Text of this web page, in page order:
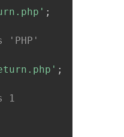
;
;
1